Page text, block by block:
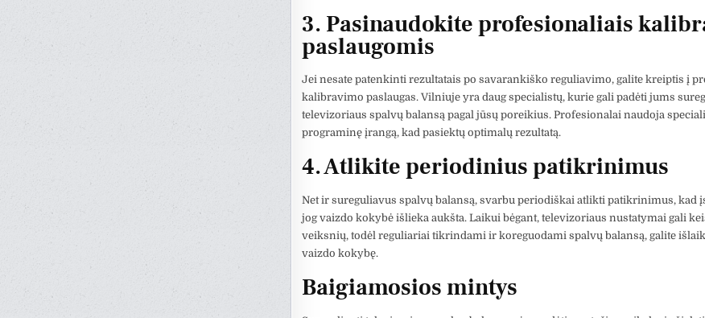
3. Pasinaudokite profesionaliais
paslaugomis
Jei nesate patenkinti rezultatais po savarankiško reguliavimo, galite kreiptis į
kalibravimo paslaugas. Vilniuje yra daug specialistų, kurie gali padėti jums
televizoriaus spalvų balansą pagal jūsų poreikius. Profesionalai naudoja
programinę įrangą, kad pasiektų optimalų rezultatą.
4. Atlikite periodinius patikrinimus
Net ir sureguliavus spalvų balansą, svarbu periodiškai atlikti patikrinimus, kad
jog vaizdo kokybė išlieka aukšta. Laikui bėgant, televizoriaus nustatymai gali
veiksnių, todėl reguliariai tikrindami ir koreguodami spalvų balansą, galite
vaizdo kokybę.
Baigiamosios mintys